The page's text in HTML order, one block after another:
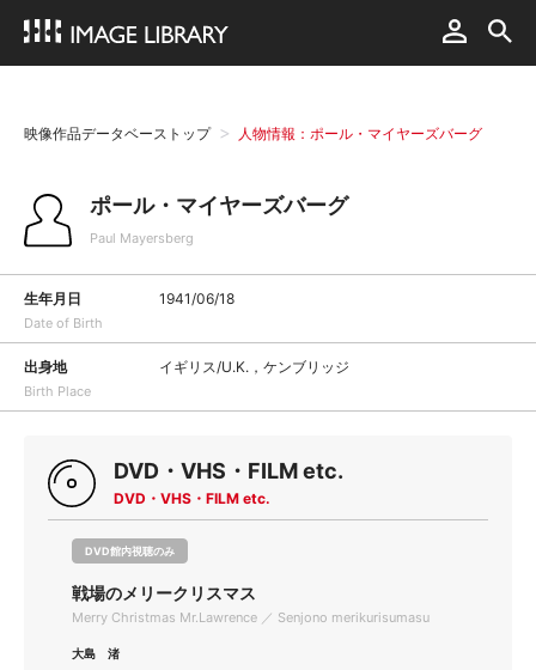
映像作品データベーストップ 人物情報：ポール・マイヤーズバーグ
ポール・マイヤーズバーグ
Paul Mayersberg
生年月日
Date of Birth
1941/06/18
出身地
Birth Place
イギリス/U.K.，ケンブリッジ
DVD・VHS・FILM etc.
DVD・VHS・FILM etc.
DVD館内視聴のみ
戦場のメリークリスマス
Merry Christmas Mr.Lawrence ／ Senjono merikurisumasu
大島 渚